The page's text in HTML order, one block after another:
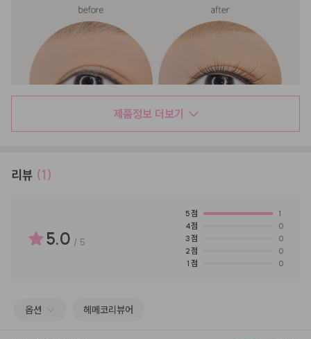
제품정보 더보기
리뷰 (1)
5.0 / 5
5점
1
4점
0
3점
0
2점
0
1 점 0
옵션 헤메코리뷰어